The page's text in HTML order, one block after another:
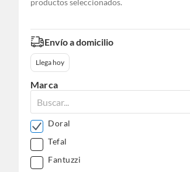
productos seleccionados.
Envío a domicilio
Llega hoy
Marca
Doral
Tefal
Fantuzzi